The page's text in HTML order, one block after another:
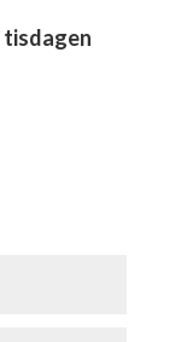
tisdagen